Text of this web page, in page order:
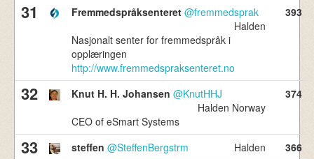
31 Fremmedspråksenteret @fremmedsprak
Halden
Nasjonalt senter for fremmedspråk i
opplæringen
http://www.fremmedspraksenteret.no
393
32 Knut H. H. Johansen @KnutHHJ
Halden Norway
CEO of eSmart Systems
374
33 steffen @SteffenBergstrm Halden 366